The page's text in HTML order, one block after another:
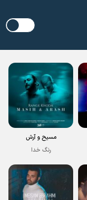
مسیح و آرش
رنگ خدا